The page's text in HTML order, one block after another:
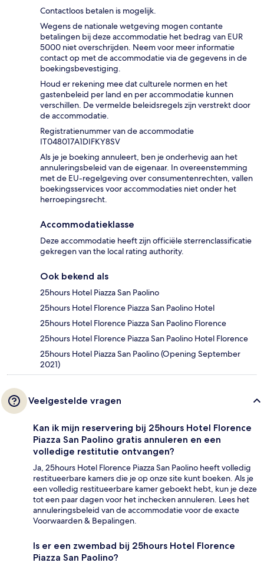
Contactloos betalen is mogelijk.
Wegens de nationale wetgeving mogen contante
betalingen bij deze accommodatie het bedrag van EUR
5000 niet overschrijden. Neem voor meer informatie
contact op met de accommodatie via de gegevens in de
boekingsbevestiging.
Houd er rekening mee dat culturele normen en het
gastenbeleid per land en per accommodatie kunnen
verschillen. De vermelde beleidsregels zijn verstrekt door
de accommodatie.
Registratienummer van de accommodatie
IT048017A1DIFKY8SV
Als je je boeking annuleert, ben je onderhevig aan het
annuleringsbeleid van de eigenaar. In overeenstemming
met de EU-regelgeving over consumentenrechten, vallen
boekingsservices voor accommodaties niet onder het
herroepingsrecht.
Accommodatieklasse
Deze accommodatie heeft zijn officiële sterrenclassificatie
gekregen van the local rating authority.
Ook bekend als
25hours Hotel Piazza San Paolino
25hours Hotel Florence Piazza San Paolino Hotel
25hours Hotel Florence Piazza San Paolino Florence
25hours Hotel Florence Piazza San Paolino Hotel Florence
25hours Hotel Piazza San Paolino (Opening September
2021)
Veelgestelde vragen
Kan ik mijn reservering bij 25hours Hotel Florence
Piazza San Paolino gratis annuleren en een
volledige restitutie ontvangen?
Ja, 25hours Hotel Florence Piazza San Paolino heeft volledig
restitueerbare kamers die je op onze site kunt boeken. Als je
een volledig restitueerbare kamer geboekt hebt, kun je deze
tot een paar dagen voor het inchecken annuleren. Lees het
annuleringsbeleid van de accommodatie voor de exacte
Voorwaarden & Bepalingen.
Is er een zwembad bij 25hours Hotel Florence
Piazza San Paolino?